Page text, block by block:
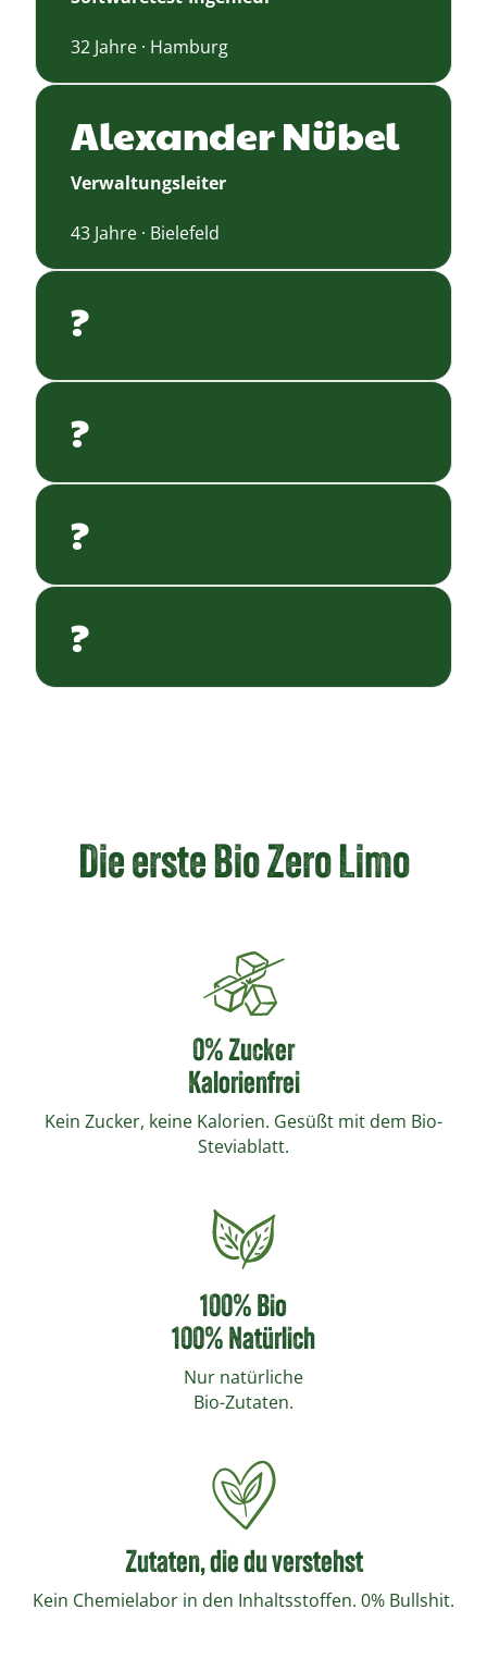
32 Jahre · Hamburg
Alexander Nübel
Verwaltungsleiter
43 Jahre · Bielefeld
?
?
?
?
Die erste Bio Zero Limo
0% Zucker
Kalorienfrei
Kein Zucker, keine Kalorien. Gesüßt mit dem Bio-
Steviablatt.
100% Bio
100% Natürlich
Nur natürliche
Bio-Zutaten.
Zutaten, die du verstehst
Kein Chemielabor in den Inhaltsstoffen. 0% Bullshit.